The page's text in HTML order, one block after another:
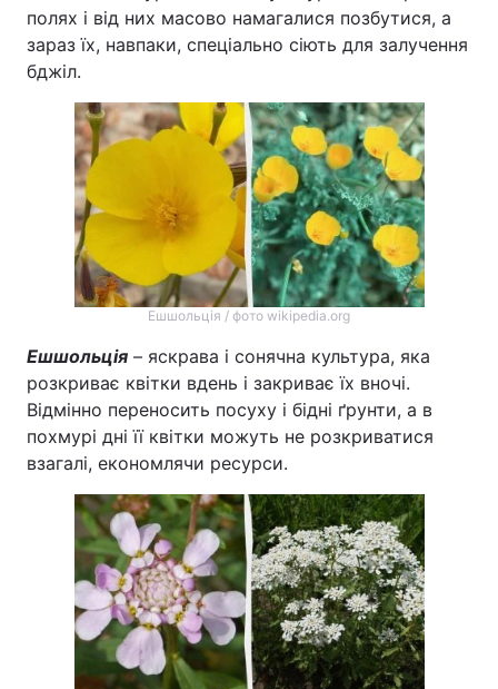
полях і від них масово намагалися позбутися, а
зараз їх, навпаки, спеціально сіють для залучення
бджіл.
Ешшольція / фото wikipedia.org
Ешшольція – яскрава і сонячна культура, яка
розкриває квітки вдень і закриває їх вночі.
Відмінно переносить посуху і бідні ґрунти, а в
похмурі дні її квітки можуть не розкриватися
взагалі, економлячи ресурси.